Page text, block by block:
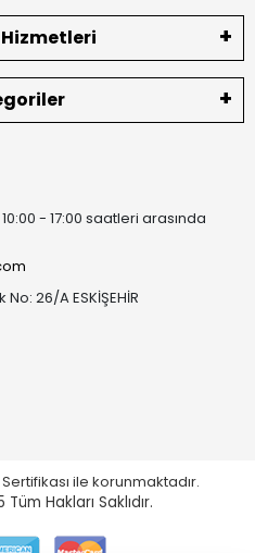
- 17:00 saatleri arasında
26/A ESKİŞEHİR
ile korunmaktadır.
Hakları Saklıdır.